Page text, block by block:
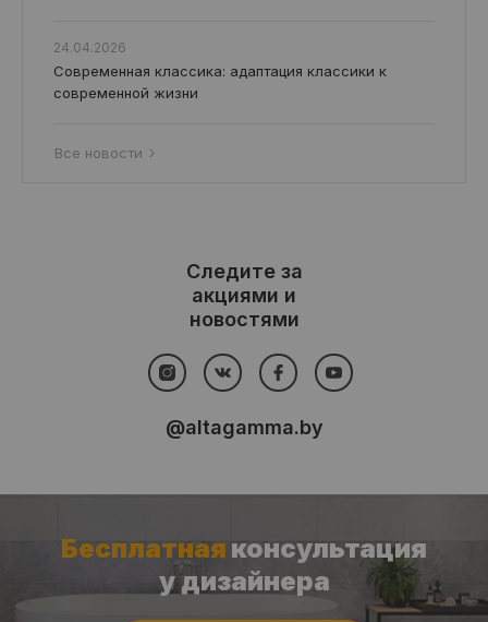
24.04.2026
Современная классика: адаптация классики к
современной жизни
Все новости
Следите за
акциями и
новостями
@altagamma.by
Бесплатная консультация
у дизайнера